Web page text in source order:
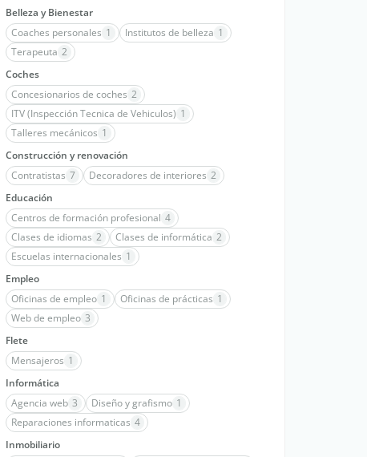
Belleza y Bienestar
Coaches personales 1 Institutos de belleza 1
Terapeuta 2
Coches
Concesionarios de coches 2
ITV (Inspección Tecnica de Vehiculos) 1
Talleres mecánicos 1
Construcción y renovación
Contratistas 7 Decoradores de interiores 2
Educación
Centros de formación profesional 4
Clases de idiomas 2 Clases de informática 2
Escuelas internacionales 1
Empleo
Oficinas de empleo 1 Oficinas de prácticas 1
Web de empleo 3
Flete
Mensajeros 1
Informática
Agencia web 3 Diseño y grafismo 1
Reparaciones informaticas 4
Inmobiliario